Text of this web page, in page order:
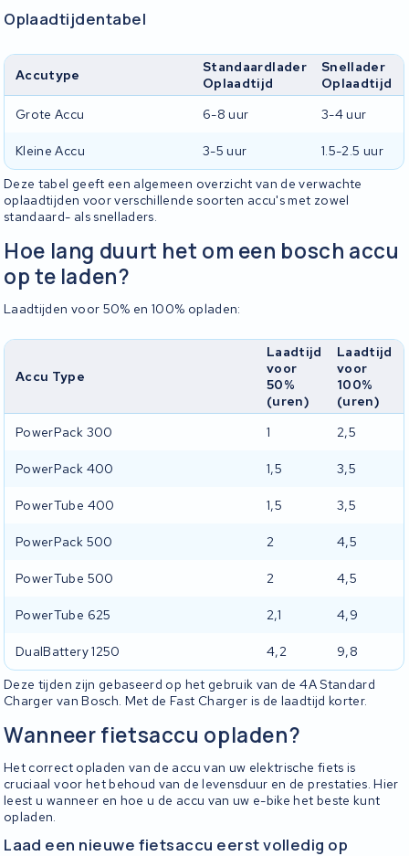
Oplaadtijdentabel
Accutype
Standaardlader
Oplaadtijd
Snellader
Oplaadtijd
Grote Accu
6-8 uur 3-4 uur
Kleine Accu 3-5 uur 1.5-2.5 uur
Deze tabel geeft een algemeen overzicht van de verwachte
oplaadtijden voor verschillende soorten accu's met zowel
standaard- als snelladers.
Hoe lang duurt het om een bosch accu
op te laden?
Laadtijden voor 50% en 100% opladen:
Accu Type
Laadtijd
voor
50%
(uren)
Laadtijd
voor
100%
(uren)
PowerPack 300
1 2,5
PowerPack 400 1,5 3,5
PowerTube 400 1,5 3,5
PowerPack 500 2 4,5
PowerTube 500 2 4,5
PowerTube 625 2,1 4,9
DualBattery 1250 4,2 9,8
Deze tijden zijn gebaseerd op het gebruik van de 4A Standard
Charger van Bosch. Met de Fast Charger is de laadtijd korter.
Wanneer fietsaccu opladen?
Het correct opladen van de accu van uw elektrische fiets is
cruciaal voor het behoud van de levensduur en de prestaties. Hier
leest u wanneer en hoe u de accu van uw e-bike het beste kunt
opladen.
Laad een nieuwe fietsaccu eerst volledig op